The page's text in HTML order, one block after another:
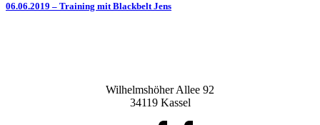
06.06.2019 – Training mit Blackbelt Jens
Wilhelmshöher Allee 92
34119 Kassel